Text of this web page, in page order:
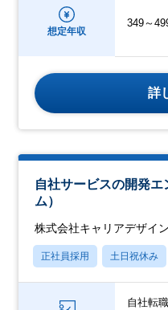
想定年収
349～
詳
自社サービスの開発
ム）
株式会社キャリアデザイ
正社員採用 土日祝休み
自社転